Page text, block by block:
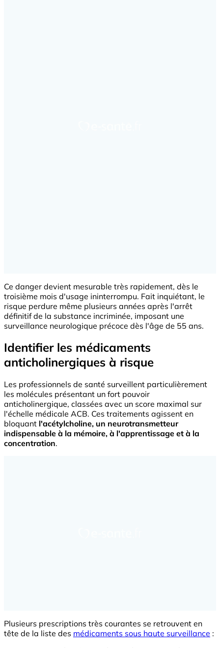
Ce danger devient mesurable très rapidement, dès le
troisième mois d'usage ininterrompu. Fait inquiétant, le
risque perdure même plusieurs années après l'arrêt
définitif de la substance incriminée, imposant une
surveillance neurologique précoce dès l'âge de 55 ans.
Identifier les médicaments
anticholinergiques à risque
Les professionnels de santé surveillent particulièrement
les molécules présentant un fort pouvoir
anticholinergique, classées avec un score maximal sur
l'échelle médicale ACB. Ces traitements agissent en
bloquant l'acétylcholine, un neurotransmetteur
indispensable à la mémoire, à l'apprentissage et à la
concentration.
Plusieurs prescriptions très courantes se retrouvent en
tête de la liste des médicaments sous haute surveillance :